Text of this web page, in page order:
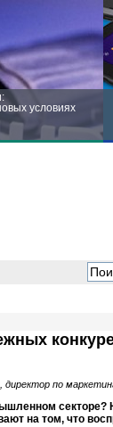
условиях
по
секторе?
на том, что